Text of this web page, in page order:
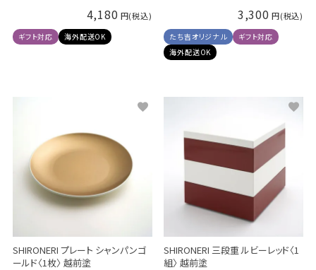
4,180
ギフト対応 海外配送OK
3,300
たち吉オリジナル
ギフト対応
海外配送OK
SHIRONERI プレート シャンパンゴ
ールド〈1枚〉 越前塗
SHIRONERI 三段重 ルビーレッド〈1
組〉 越前塗